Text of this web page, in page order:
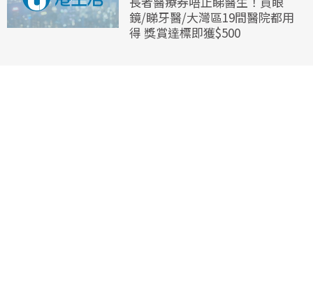
鏡/睇牙醫/大灣區19間醫院都用
得 獎賞達標即獲$500